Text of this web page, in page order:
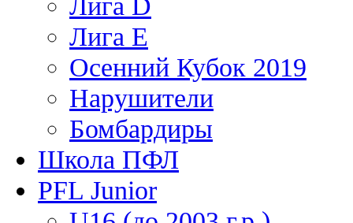
Лига Е
Осенний Кубок 2019
Нарушители
Бомбардиры
Школа ПФЛ
PFL Junior